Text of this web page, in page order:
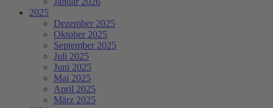
2025
Dezember 2025
Oktober 2025
September 2025
Juli 2025
Juni 2025
Mai 2025
April 2025
März 2025